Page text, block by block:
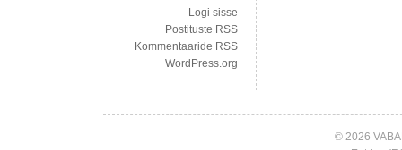
Logi sisse
Postituste RSS
Kommentaaride RSS
WordPress.org
© 2026